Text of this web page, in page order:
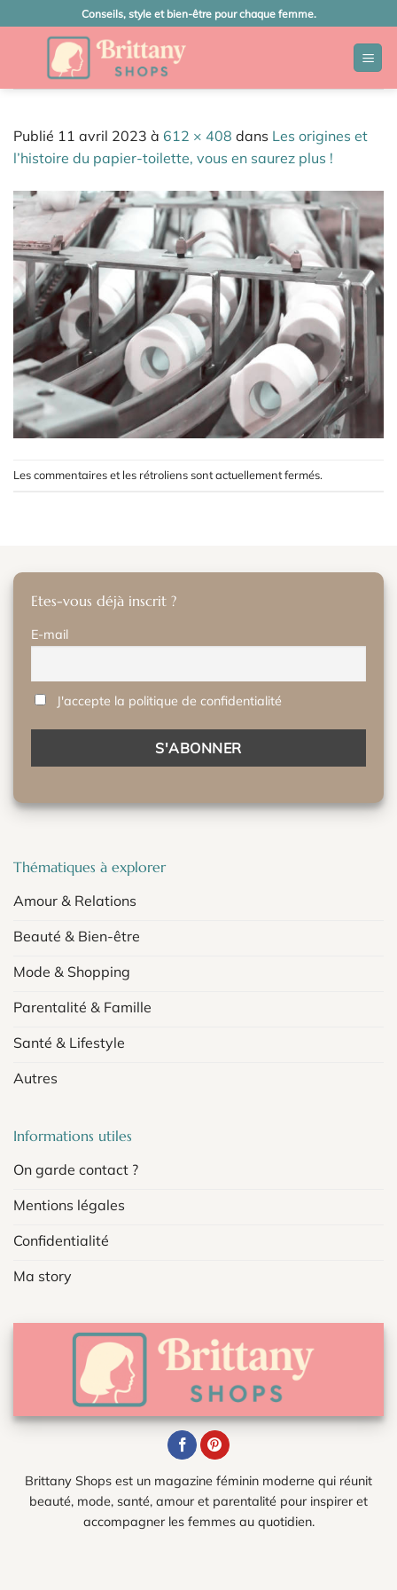
au
Conseils, style et bien-être pour chaque femme.
Publié 11 avril 2023 à 612 × 408 dans Les origines et
l’histoire du papier-toilette, vous en saurez plus !
Les commentaires et les rétroliens sont actuellement fermés.
Etes-vous déjà inscrit ?
E-mail
J'accepte la politique de confidentialité
Thématiques à explorer
Amour & Relations
Beauté & Bien-être
Mode & Shopping
Parentalité & Famille
Santé & Lifestyle
Autres
Informations utiles
On garde contact ?
Mentions légales
Confidentialité
Ma story
Brittany Shops est un magazine féminin moderne qui réunit
beauté, mode, santé, amour et parentalité pour inspirer et
accompagner les femmes au quotidien.